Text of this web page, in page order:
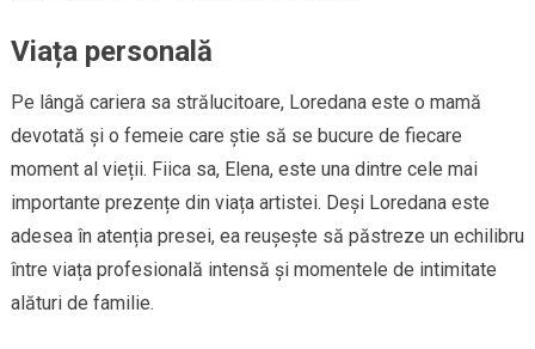
Viața personală
Pe lângă cariera sa strălucitoare, Loredana este o mamă
devotată și o femeie care știe să se bucure de fiecare
moment al vieții. Fiica sa, Elena, este una dintre cele mai
importante prezențe din viața artistei. Deși Loredana este
adesea în atenția presei, ea reușește să păstreze un echilibru
între viața profesională intensă și momentele de intimitate
alături de familie.